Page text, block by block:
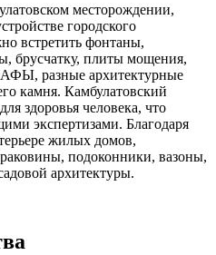
месторождении,
городского
встретить фонтаны,
брусчатку, плиты мощения,
разные архитектурные
камня. Камбулатовский
здоровья человека, что
экспертизами. Благодаря
жилых домов,
подоконники, вазоны,
архитектуры.